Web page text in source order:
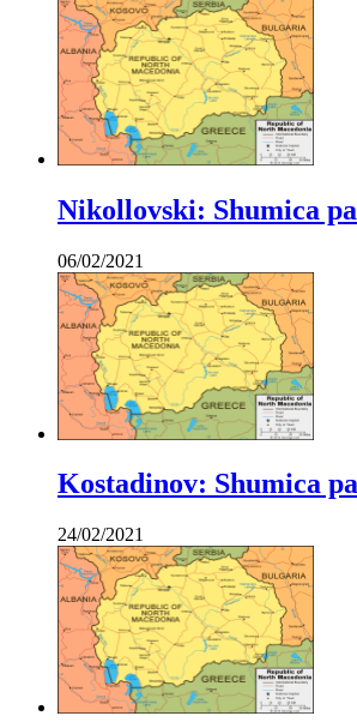
Nikollovski: Shumica
06/02/2021
Kostadinov: Shumica
24/02/2021